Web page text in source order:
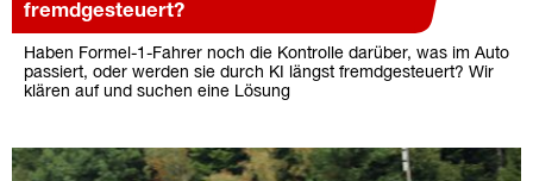
fremdgesteuert?
Haben Formel-1-Fahrer noch die Kontrolle darüber, was im Auto
passiert, oder werden sie durch KI längst fremdgesteuert? Wir
klären auf und suchen eine Lösung